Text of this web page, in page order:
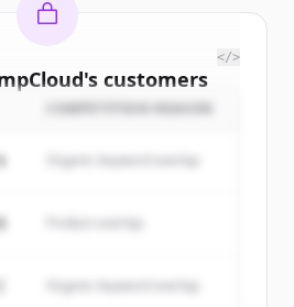
's customers
to view allcustomers
include trial credits to
</>
COMPETITION REASON
Organic keyword overlap
Organic keyword overlap